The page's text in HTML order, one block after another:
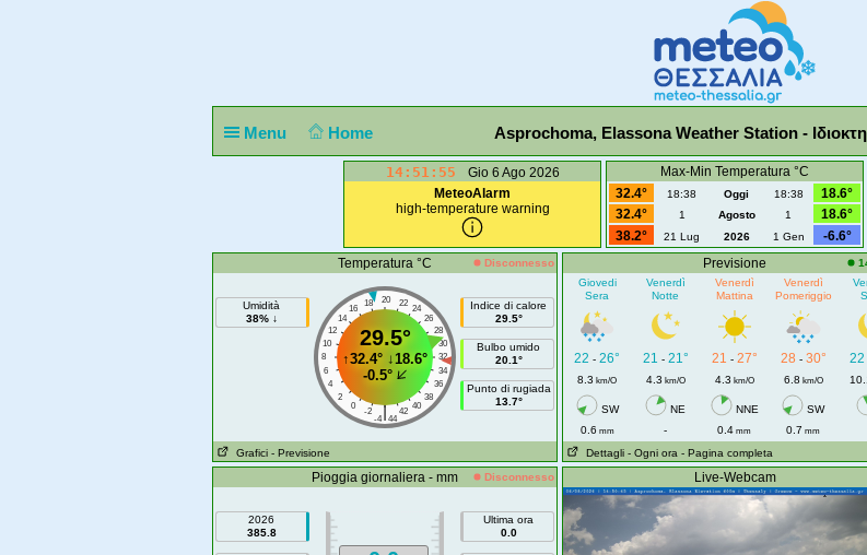
Menu Home Asprochoma, Elassona Weather Station -
14:51:56
Gio 6 Ago 2026
MeteoAlarm
high-temperature warning
Max-Min Temperatura °C
32.4°
18:38 Oggi 18:38
18.6°
32.4°
1 Agosto 1
18.6°
38.2°
21 Lug 2026 1 Gen -6.6°
Temperatura °C Disconnesso
Umidità
38% ↓
20
18 22
16
24
14
26
12
28
10
30
8
32
6
34
4
36
2
38
0
40
-2 42
|
-4 44
29.5°
↑32.4° ↓18.6°
-0.5°
Indice di calore
29.5°
Bulbo umido
20.1°
Punto di rugiada
13.7°
Grafici - Previsione
Previsione
Giovedi
Sera
Venerdì
Notte
Venerdì
Mattina
Venerdì
Pomeriggio
22 - 26° 21 - 21° 21 - 27° 28 - 30° 22
8.3 km/O 4.3 km/O 4.3 km/O 6.8 km/O
SW NE NNE SW
0.6 mm - 0.4 mm 0.7 mm
Dettagli - Ogni ora - Pagina completa
Pioggia giornaliera - mm Disconnesso
2026
385.8
Ultima ora
0.0
Live-Webcam